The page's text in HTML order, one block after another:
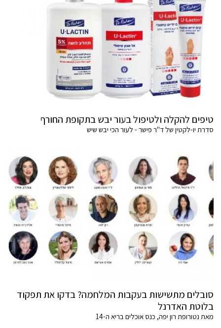
טיפים להקלה ולטיפול בעור יבש בתקופת החורף
סדרת יו-לקטין של ד"ר פישר - לעור הכי יבש שיש
סובלים מתשישות בעקבות המלחמה? בדקו את תפקוד
בלוטת האדרנל
מאת נטורופת רון יפה, כנס אוכלים בריא ה-14